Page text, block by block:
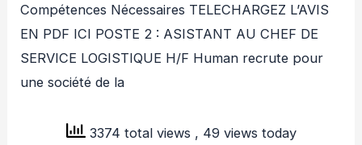
Compétences Nécessaires TELECHARGEZ L’AVIS
EN PDF ICI POSTE 2 : ASISTANT AU CHEF DE
SERVICE LOGISTIQUE H/F Human recrute pour
une société de la
3374 total views , 49 views today